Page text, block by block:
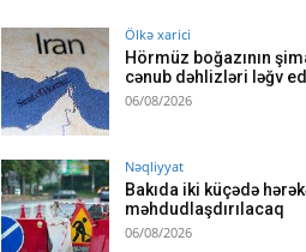
Ölkə xarici
Hörmüz boğazının
cənub dəhlizləri ləğv
06/08/2026
Nəqliyyat
Bakıda iki küçədə
məhdudlaşdırılacaq
06/08/2026